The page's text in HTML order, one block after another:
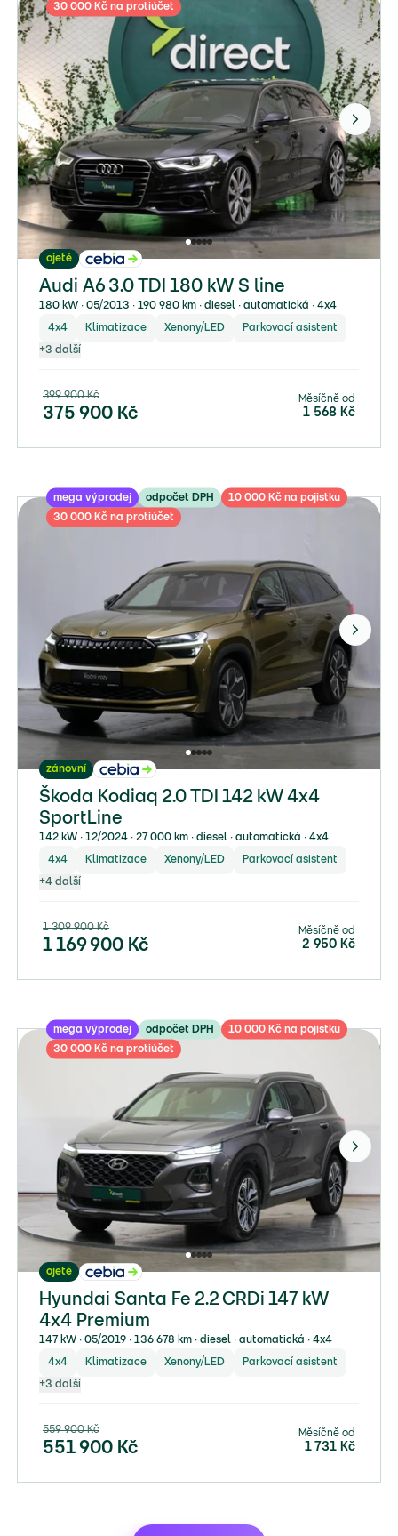
30 000 Kč na protiúčet
ojeté
Audi A6 3.0 TDI 180 kW S line
180 kW ∙ 05/2013 ∙ 190 980 km ∙ diesel ∙ automatická ∙ 4x4
4x4 Klimatizace Xenony/LED Parkovací asistent
+3 další
399 900Kč
375 900 Kč
Měsíčně od
1 568 Kč
mega výprodej odpočet DPH
10 000 Kč na pojistku
30 000 Kč na protiúčet
zánovní
Škoda Kodiaq 2.0 TDI 142 kW 4x4
SportLine
142 kW ∙ 12/2024 ∙ 27 000 km ∙ diesel ∙ automatická ∙ 4x4
4x4 Klimatizace Xenony/LED Parkovací asistent
+4 další
1 309 900Kč
1 169 900 Kč
Měsíčně od
2 950 Kč
mega výprodej odpočet DPH
10 000 Kč na pojistku
30 000 Kč na protiúčet
ojeté
Hyundai Santa Fe 2.2 CRDi 147 kW
4x4 Premium
147 kW ∙ 05/2019 ∙ 136 678 km ∙ diesel ∙ automatická ∙ 4x4
4x4 Klimatizace Xenony/LED Parkovací asistent
+3 další
559 900Kč
551 900 Kč
Měsíčně od
1 731 Kč